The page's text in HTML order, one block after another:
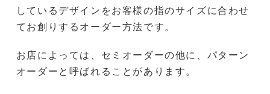
しているデザインをお客様の指のサイズに合わせ
てお創りするオーダー方法です。
お店によっては、セミオーダーの他に、パターン
オーダーと呼ばれることがあります。